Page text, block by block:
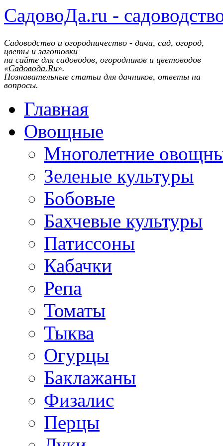
СадовоДа.ru -
Садоводство и огородничество - дача, сад, огород,
цветы и заготовки
на сайте для садоводов, огородников и цветоводов
«Садовода.Ru».
Познавательные статьи для дачников, ответы на
вопросы.
Главная
Овощные
Многолетние
Зеленые культуры
Бобовые
Бахчевые культуры
Патиссоны
Кабачки
Репа
Томаты
Тыква
Огурцы
Баклажаны
Физалис
Перцы